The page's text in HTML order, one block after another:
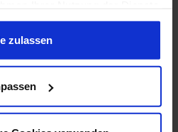
Einwilligung zu unseren
Webseite weiterhin nutzen.
zulassen
an der Schaltanzeige der
61,95 €*
Beleuchtung